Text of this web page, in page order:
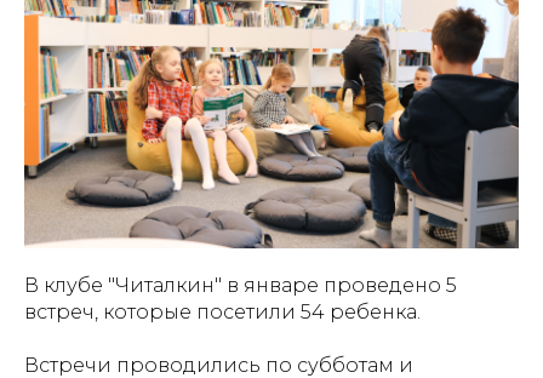
В клубе "Читалкин" в январе проведено 5
встреч, которые посетили 54 ребенка.
Встречи проводились по субботам и